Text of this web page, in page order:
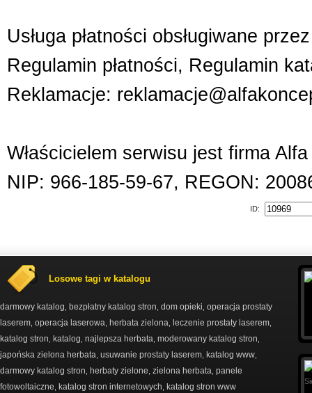
Usługa płatności obsługiwane
Regulamin płatności, Regulamin
Reklamacje:
Właścicielem serwisu jest firma
NIP: 966-185-59-67, REGON:
ID:
Losowe tagi w katalogu
darmowy katalog bezpłatny katalog stron dom opieki operacja prostaty
laserem operacja laserowa herbata zielona leczenie prostaty laserem
katalog stron katalog najlepsza herbata moderowany katalog stron
japońska zielona herbata usuwanie prostaty laserem katalog www
darmowy katalog stron herbaty zielone zielona herbata panele
fotowoltaiczne
katalog stron internetowych katalog stron www